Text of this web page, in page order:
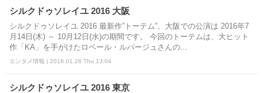
シルクドゥソレイユ 2016 大阪
シルクドゥソレイユ 2016 最新作”トーテム”、大阪での公演は 2016年7
月14日(木) ～ 10月12日(水)の期間です。 今回のトーテムは、大ヒット
作「KA」を手がけたロベール・ルパージュさんの...
エンタメ情報 | 2016.01.28 Thu 13:04
シルクドゥソレイユ 2016 東京